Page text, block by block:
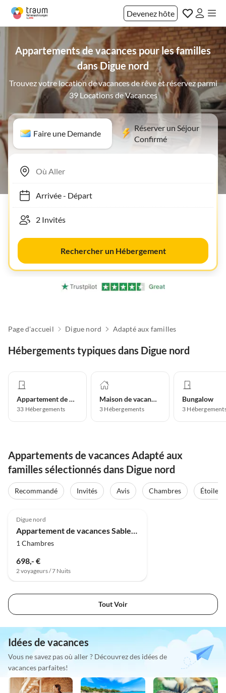
Devenez hôte
Appartements de vacances pour les familles
dans Digue nord
Trouvez votre location de vacances de rêve et réservez parmi
39 Locations de Vacances
Faire une Demande
Réserver un Séjour
Confirmé
Arrivée- Départ
Rechercher un Hébergement
Page d'accueil Digue nord Adapté aux familles
Hébergements typiques dans Digue nord
Appartement de vacances
33 Hébergements
Maison de vacances
3 Hébergements
Bungalow
3
Appartements de vacances Adapté aux
familles sélectionnés dans Digue nord
Recommandé Invités Avis Chambres Étoiles
Digue nord
1 Chambres
698,- €
2 voyageurs / 7 Nuits
Tout Voir
Idées de vacances
Vous ne savez pas où aller ? Découvrez des idées de
vacances parfaites!